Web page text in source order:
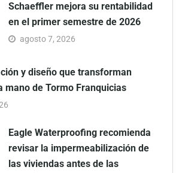
Schaeffler mejora su rentabilidad
en el primer semestre de 2026
agosto 7, 2026
y diseño que transforman
mano de Tormo Franquicias
Eagle Waterproofing recomienda
revisar la impermeabilización de
las viviendas antes de las